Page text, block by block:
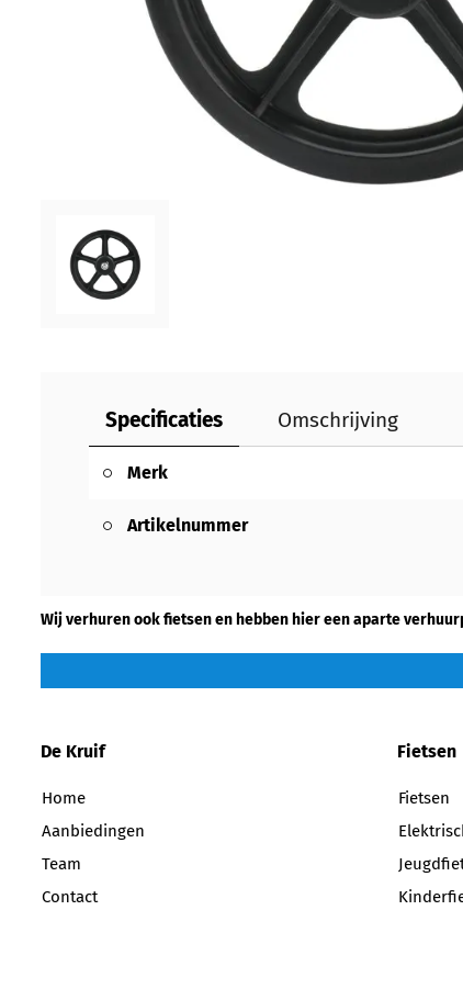
Specificaties Omschrijving
Merk
Artikelnummer
Wij verhuren ook fietsen en hebben hier een aparte
De Kruif
Home
Aanbiedingen
Team
Contact
Fietsen
Fietsen